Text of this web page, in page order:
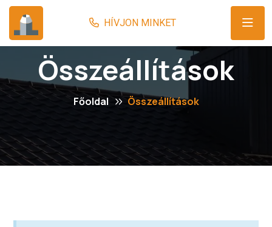
Összeállítások
Főoldal Összeállítások